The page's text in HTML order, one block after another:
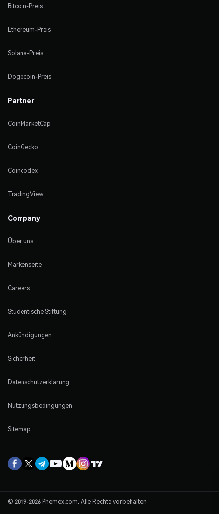
Bitcoin-Preis
Ethereum-Preis
Solana-Preis
Dogecoin-Preis
Partner
CoinMarketCap
CoinGecko
Coincodex
TradingView
Company
Über uns
Markenseite
Careers
Studentische Stiftung
Ankündigungen
Sicherheit
Datenschutzerklärung
Nutzungsbedingungen
Sitemap
© 2019-2026 Phemex.com. Alle Rechte vorbehalten